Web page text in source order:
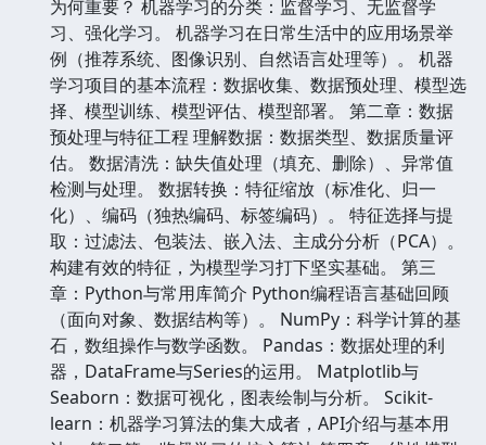
为何重要？ 机器学习的分类：监督学习、无监督学
习、强化学习。 机器学习在日常生活中的应用场景举
例（推荐系统、图像识别、自然语言处理等）。 机器
学习项目的基本流程：数据收集、数据预处理、模型选
择、模型训练、模型评估、模型部署。 第二章：数据
预处理与特征工程 理解数据：数据类型、数据质量评
估。 数据清洗：缺失值处理（填充、删除）、异常值
检测与处理。 数据转换：特征缩放（标准化、归一
化）、编码（独热编码、标签编码）。 特征选择与提
取：过滤法、包装法、嵌入法、主成分分析（PCA）。
构建有效的特征，为模型学习打下坚实基础。 第三
章：Python与常用库简介 Python编程语言基础回顾
（面向对象、数据结构等）。 NumPy：科学计算的基
石，数组操作与数学函数。 Pandas：数据处理的利
器，DataFrame与Series的运用。 Matplotlib与
Seaborn：数据可视化，图表绘制与分析。 Scikit-
learn：机器学习算法的集大成者，API介绍与基本用